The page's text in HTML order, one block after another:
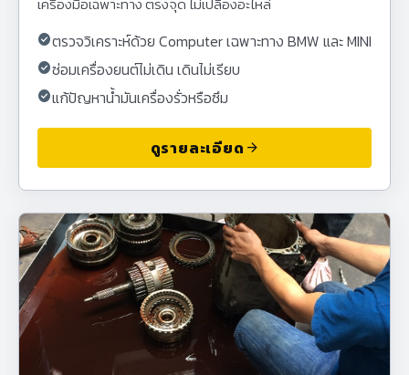
เครื่องมือเฉพาะทาง ตรงจุด ไม่เปลืองอะไหล่
check_circleตรวจวิเคราะห์ด้วย Computer เฉพาะทาง BMW และ MINI
check_circleซ่อมเครื่องยนต์ไม่เดิน เดินไม่เรียบ
check_circleแก้ปัญหาน้ำมันเครื่องรั่วหรือซึม
ดูรายละเอียด arrow_forward